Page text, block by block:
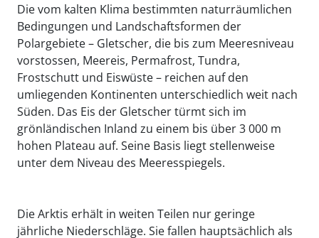
Die vom kalten Klima bestimmten naturräumlichen
Bedingungen und Landschaftsformen der
Polargebiete – Gletscher, die bis zum Meeresniveau
vorstossen, Meereis, Permafrost, Tundra,
Frostschutt und Eiswüste – reichen auf den
umliegenden Kontinenten unterschiedlich weit nach
Süden. Das Eis der Gletscher türmt sich im
grönländischen Inland zu einem bis über 3 000 m
hohen Plateau auf. Seine Basis liegt stellenweise
unter dem Niveau des Meeresspiegels.
Die Arktis erhält in weiten Teilen nur geringe
jährliche Niederschläge. Sie fallen hauptsächlich als